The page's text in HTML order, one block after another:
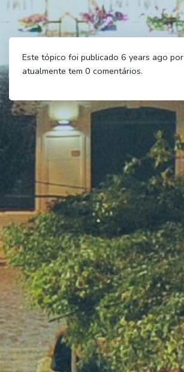
Este tópico foi publicado 6 years ago por
atualmente tem 0 comentários.